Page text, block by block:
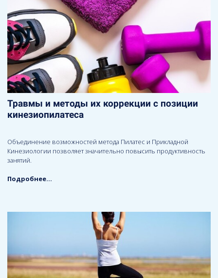
Травмы и методы их коррекции с позиции
кинезиопилатеса
Объединение возможностей метода Пилатес и Прикладной
Кинезиологии позволяет значительно повысить продуктивность
занятий.
Подробнее...